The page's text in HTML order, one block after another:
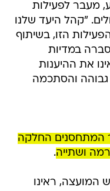
מעבר לפעילות
"קהל היעד שלנו
הזו, בשיתוף
במדיות
את ההיענות
והסתכמה
המתחסנים החלקה
ושתייה.
ראינו